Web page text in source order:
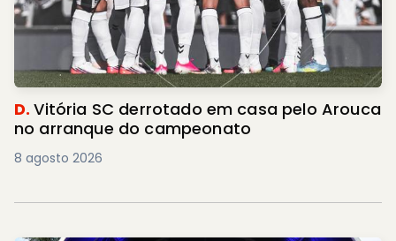
D.Vitória SC derrotado em casa pelo Arouca
no arranque do campeonato
8 agosto 2026